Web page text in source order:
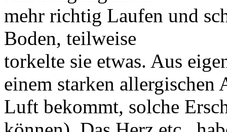
mehr richtig Laufen und
Boden, teilweise
torkelte sie etwas. Aus
einem starken allergischen
Luft bekommt, solche